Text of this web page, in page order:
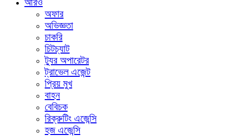
অফার
অভিজ্ঞতা
চাকরি
চিটচ্যাট
ট্যুর অপারেটর
ট্রাভেল এজেন্ট
প্রিয় মুখ
বাহন
বেবিচক
রিক্রুটিং এজেন্সি
হজ এজেন্সি